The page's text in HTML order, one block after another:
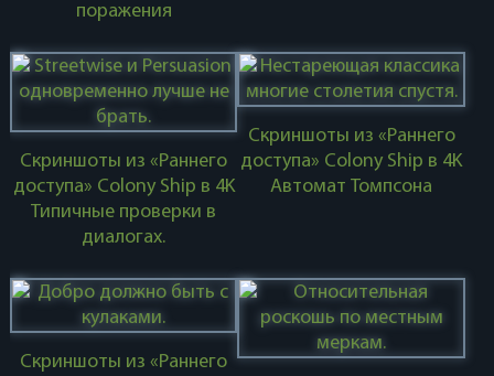
поражения
Скриншоты из «Раннего
доступа» Colony Ship в 4K
Типичные проверки в
диалогах.
Скриншоты из «Раннего
доступа» Colony Ship в 4K
Автомат Томпсона
Скриншоты из «Раннего